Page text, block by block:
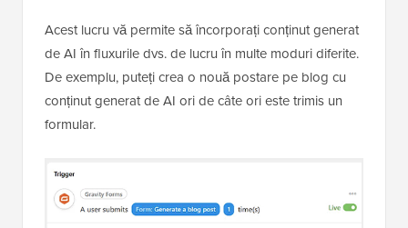
Acest lucru vă permite să încorporați conținut generat
de AI în fluxurile dvs. de lucru în multe moduri diferite.
De exemplu, puteți crea o nouă postare pe blog cu
conținut generat de AI ori de câte ori este trimis un
formular.